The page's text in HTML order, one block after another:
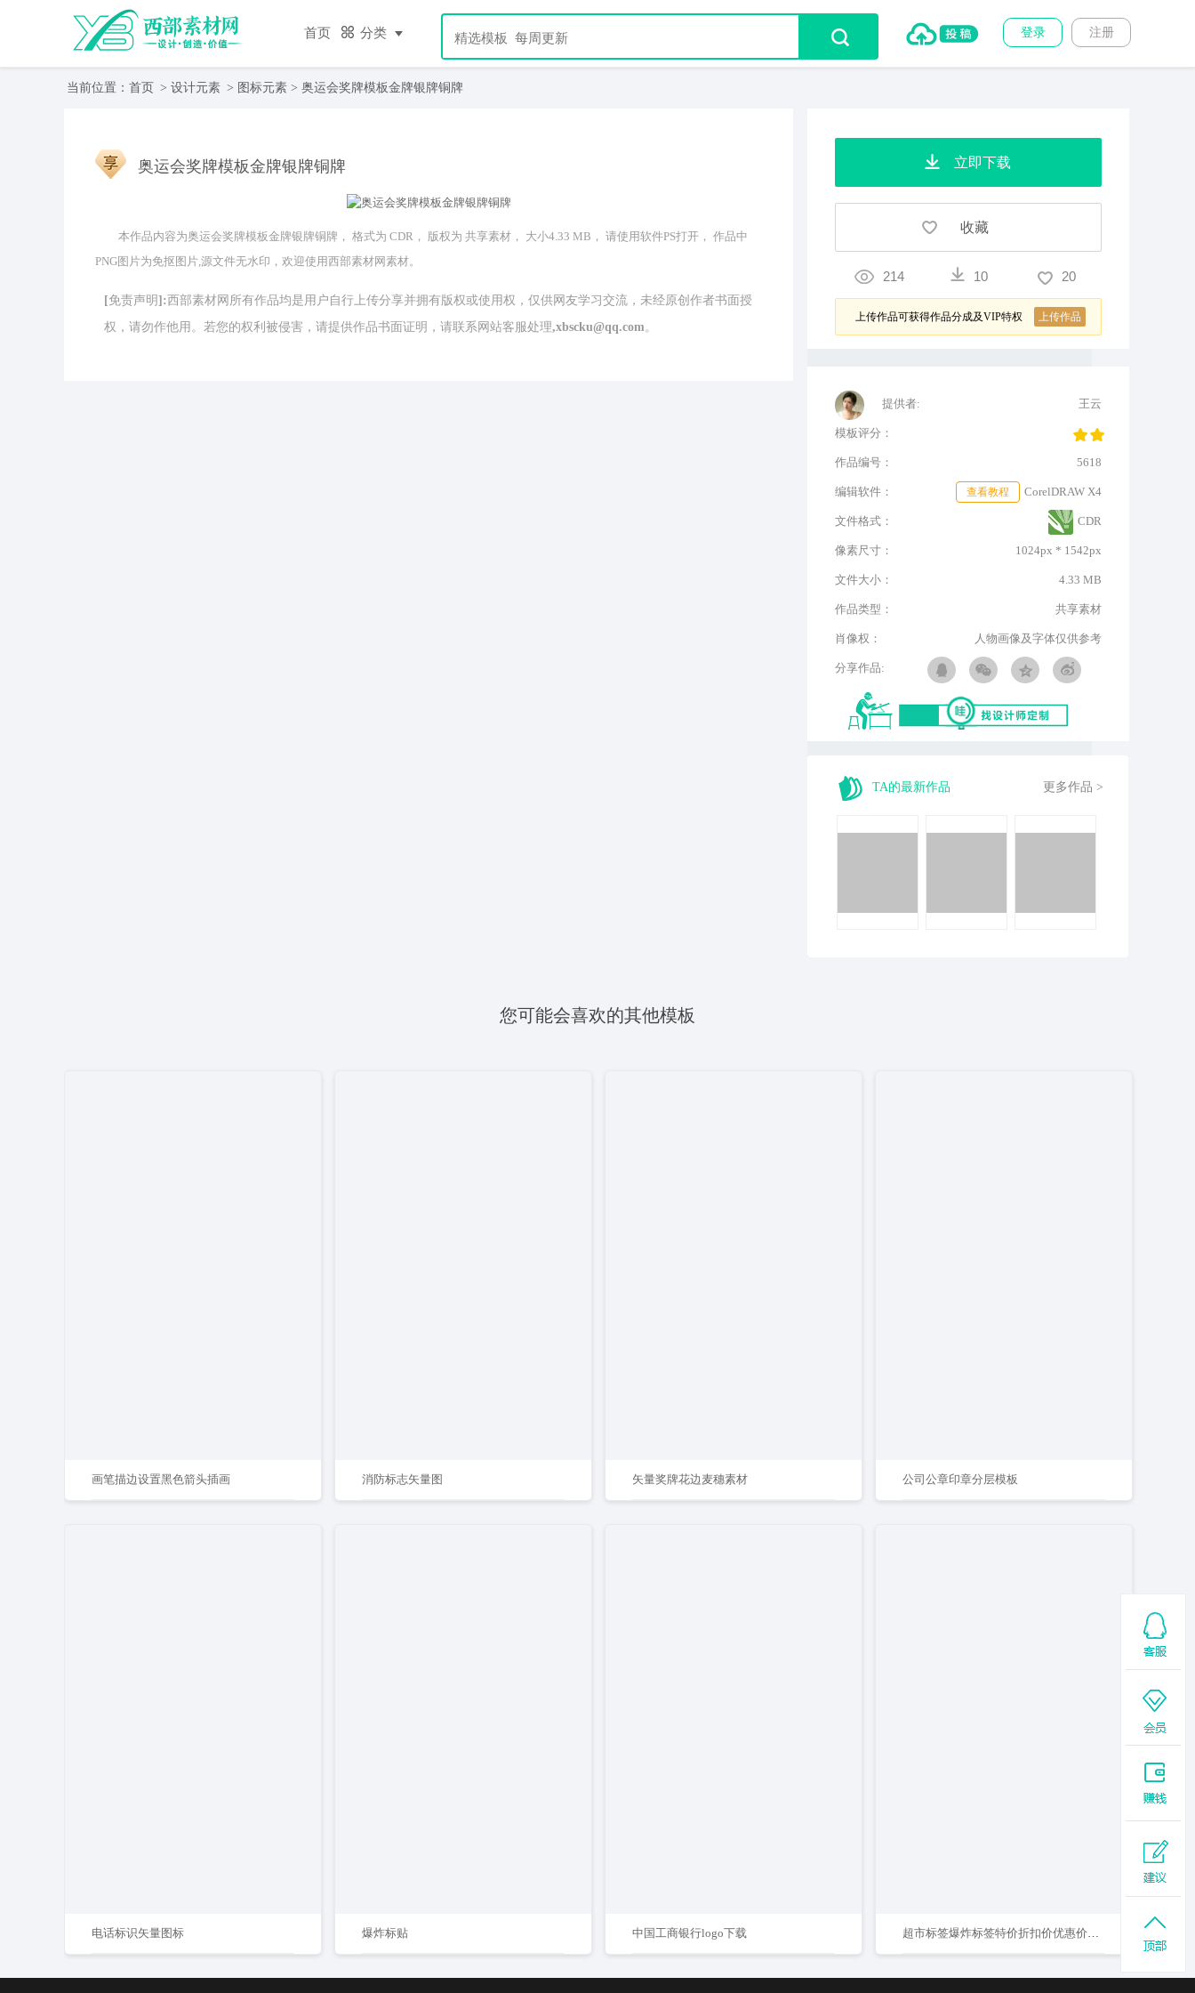
首页 分类 注册
登录
当前位置： 首页 > 设计元素 > 图标元素 > 奥运会奖牌模板金牌银牌铜牌
奥运会奖牌模板金牌银牌铜牌
本作品内容为奥运会奖牌模板金牌银牌铜牌， 格式为 CDR， 版权为 共享素材， 大小4.33 MB， 请使用软件PS打开， 作品中
PNG图片为免抠图片,源文件无水印，欢迎使用西部素材网素材。
[免责声明]:西部素材网所有作品均是用户自行上传分享并拥有版权或使用权，仅供网友学习交流，未经原创作者书面授
权，请勿作他用。若您的权利被侵害，请提供作品书面证明，请联系网站客服处理,xbscku@qq.com。
立即下载
收藏
214 10 20
上传作品可获得作品分成及VIP特权 上传作品
提供者: 王云
模板评分：
作品编号： 5618
编辑软件： CorelDRAW X4
查看教程
文件格式： CDR
像素尺寸： 1024px * 1542px
文件大小： 4.33 MB
作品类型： 共享素材
肖像权： 人物画像及字体仅供参考
分享作品:
TA的最新作品 更多作品 >
您可能会喜欢的其他模板
画笔描边设置黑色箭头插画 消防标志矢量图 矢量奖牌花边麦穗素材 公司公章印章分层模板
电话标识矢量图标 爆炸标贴 中国工商银行logo下载 超市标签爆炸标签特价折扣价优惠价免扣元素